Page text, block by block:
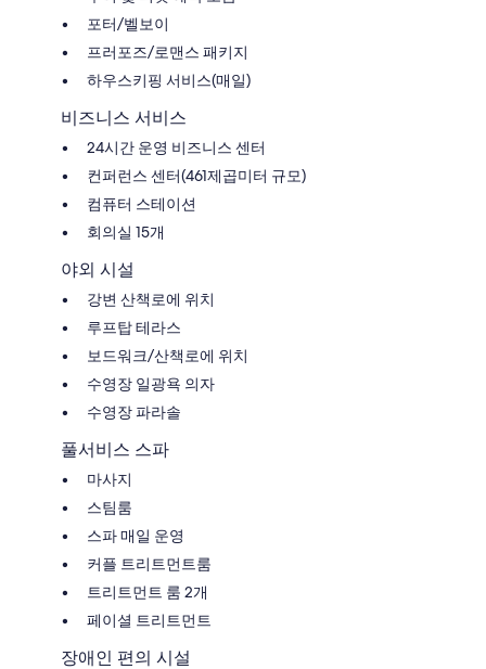
포터/벨보이
프러포즈/로맨스 패키지
하우스키핑 서비스(매일)
비즈니스 서비스
24시간 운영 비즈니스 센터
컨퍼런스 센터(461제곱미터 규모)
컴퓨터 스테이션
회의실 15개
야외 시설
강변 산책로에 위치
루프탑 테라스
보드워크/산책로에 위치
수영장 일광욕 의자
수영장 파라솔
풀서비스 스파
마사지
스팀룸
스파 매일 운영
커플 트리트먼트룸
트리트먼트 룸 2개
페이셜 트리트먼트
장애인 편의 시설